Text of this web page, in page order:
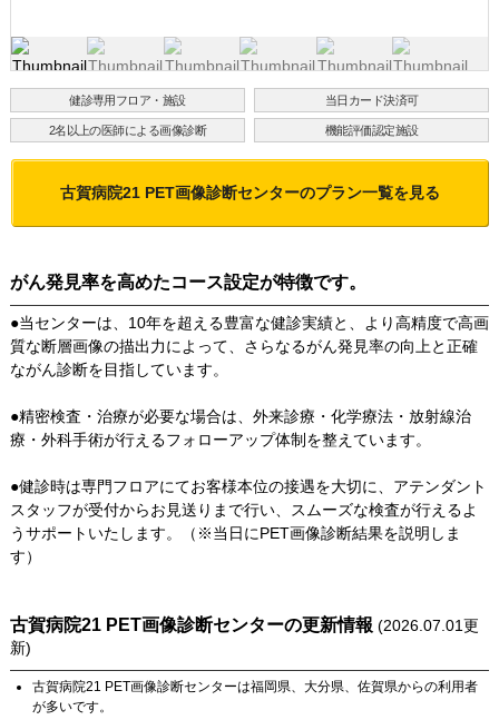
健診専用フロア・施設 当日カード決済可
2名以上の医師による画像診断 機能評価認定施設
古賀病院21 PET画像診断センターのプラン一覧を見る
がん発見率を高めたコース設定が特徴です。
●当センターは、10年を超える豊富な健診実績と、より高精度で高画
質な断層画像の描出力によって、さらなるがん発見率の向上と正確
ながん診断を目指しています。
●精密検査・治療が必要な場合は、外来診療・化学療法・放射線治
療・外科手術が行えるフォローアップ体制を整えています。
●健診時は専門フロアにてお客様本位の接遇を大切に、アテンダント
スタッフが受付からお見送りまで行い、スムーズな検査が行えるよ
うサポートいたします。（※当日にPET画像診断結果を説明しま
す）
古賀病院21 PET画像診断センターの更新情報 (2026.07.01更
新)
古賀病院21 PET画像診断センターは福岡県、 大分県、 佐賀県からの利用者
が多いです。